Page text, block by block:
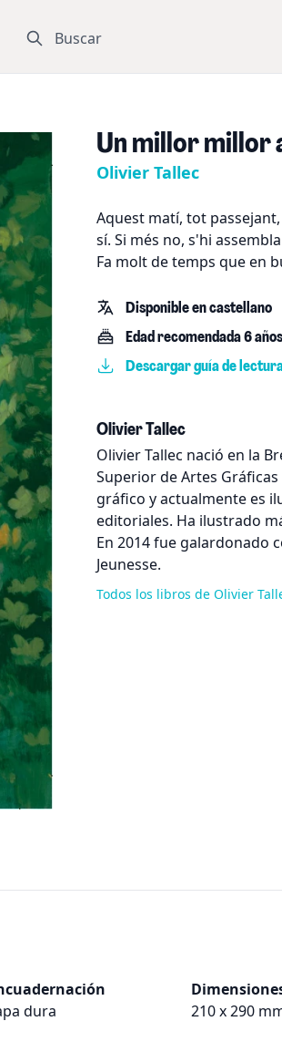
Buscar
Un millor millor
Olivier Tallec
Aquest matí, tot
sí. Si més no, s'hi
Fa molt de temps que en
Disponible en castellano
Edad recomendada 6 años
Descargar guía de
Olivier Tallec
Olivier Tallec nació en la
Superior de Artes
gráfico y actualmente es
editoriales. Ha ilustrado
En 2014 fue galardonado
Jeunesse.
Todos los libros de Olivier
dura
210 x 290